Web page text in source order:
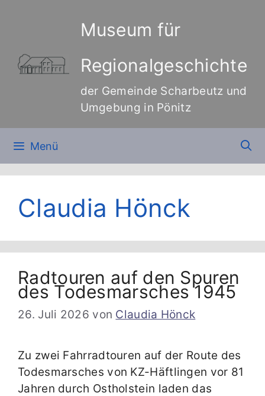
Museum für
Regionalgeschichte
der Gemeinde Scharbeutz und
Umgebung in Pönitz
Menü
Claudia Hönck
Radtouren auf den Spuren
des Todesmarsches 1945
26. Juli 2026 von Claudia Hönck
Zu zwei Fahrradtouren auf der Route des
Todesmarsches von KZ-Häftlingen vor 81
Jahren durch Ostholstein laden das